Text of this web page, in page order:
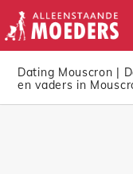
Dating Mouscron |
en vaders in